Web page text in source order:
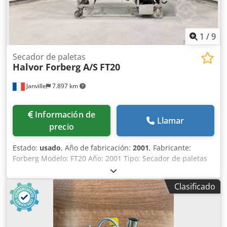
1 /9
Janville 7.897 km
Secador de paletas
Halvor Forberg A/S FT20
Información de
precio
Llamar
Estado: usado, Año de fabricación: 2001, Fabricante:
Forberg Modelo: FT20 Año: 2001 Tipo: Secador de paletas
(Paddle Dryer) Descripción: El producto se seca al hacer
pasar aire caliente a través del producto suspendido
mecánicamente (fluidizado). El aire húmedo y las
partículas en suspensión ascienden hacia el filtro
primario. Un ventilador impulsa el aire húmedo hacia un
enfriador de serpentín refrigerado por agua de tres
Clasificado